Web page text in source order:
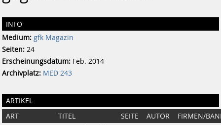
INFO
Medium: gfk Magazin
Seiten: 24
Erscheinungsdatum: Feb. 2014
Archivplatz: MED 243
ARTIKEL
ART TITEL SEITE AUTOR
FIRMEN/